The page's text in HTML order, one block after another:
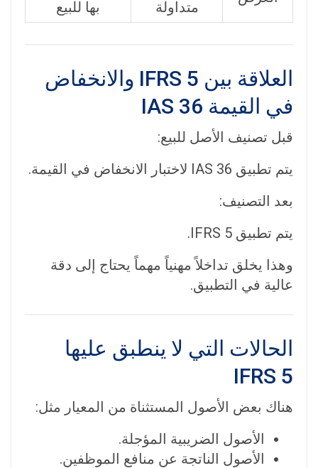
متداولة
بها للبيع
العلاقة بين IFRS 5 والانخفاض
في القيمة IAS 36
قبل تصنيف الأصل للبيع:
يتم تطبيق IAS 36 لاختبار الانخفاض في القيمة.
بعد التصنيف:
يتم تطبيق IFRS 5.
وهذا يخلق تداخلاً مهنياً مهماً يحتاج إلى دقة
عالية في التطبيق.
الحالات التي لا ينطبق عليها
IFRS 5
هناك بعض الأصول المستثناة من المعيار مثل:
الأصول الضريبية المؤجلة.
الأصول الناتجة عن منافع الموظفين.